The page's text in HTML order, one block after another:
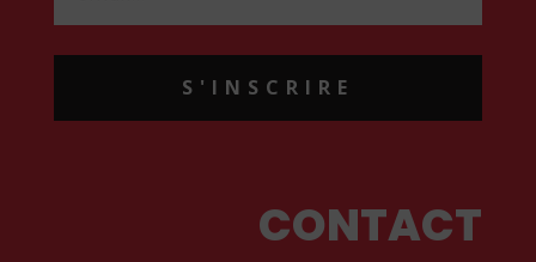
S'INSCRIRE
CONTACT